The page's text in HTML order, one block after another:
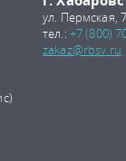
ул. Пермская,
тел.: +7 (800)
zakaz@rbsv.ru